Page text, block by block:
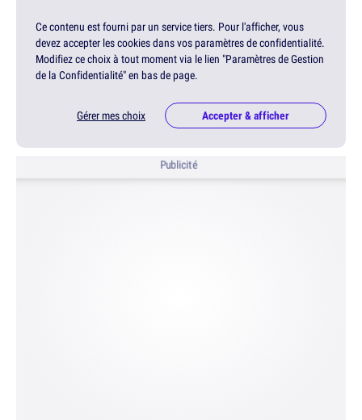
Ce contenu est fourni par un service tiers. Pour l'afficher, vous
devez accepter les cookies dans vos paramètres de confidentialité.
Modifiez ce choix à tout moment via le lien "Paramètres de Gestion
de la Confidentialité" en bas de page.
Gérer mes choix Accepter & afficher
Publicité